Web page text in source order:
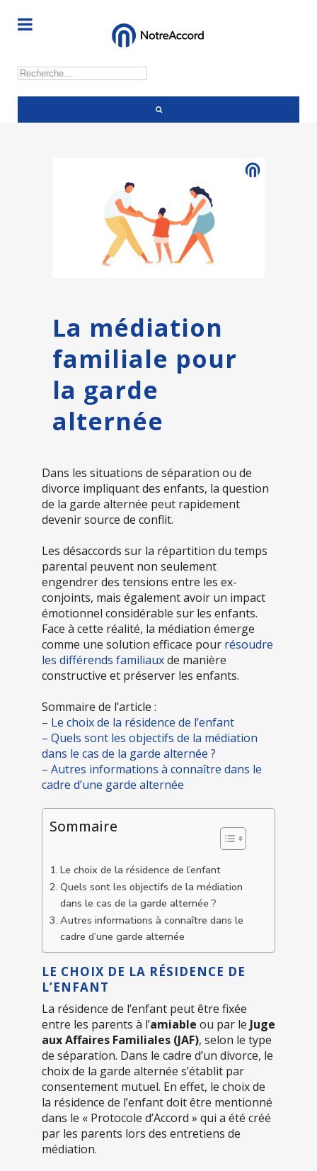
Rechercher
La médiation
familiale pour
la garde
alternée
Dans les situations de séparation ou de
divorce impliquant des enfants, la question
de la garde alternée peut rapidement
devenir source de conflit.
Les désaccords sur la répartition du temps
parental peuvent non seulement
engendrer des tensions entre les ex-
conjoints, mais également avoir un impact
émotionnel considérable sur les enfants.
Face à cette réalité, la médiation émerge
comme une solution efficace pour résoudre
les différends familiauxde manière
constructive et préserver les enfants.
Sommaire de l’article :
– Le choix de la résidence de l’enfant
– Quels sont les objectifs de la médiation
dans le cas de la garde alternée ?
– Autres informations à connaître dans le
cadre d’une garde alternée
Sommaire
Le choix de la résidence de l’enfant
Quels sont les objectifs de la médiation
dans le cas de la garde alternée ?
Autres informations à connaître dans le
cadre d’une garde alternée
LE CHOIX DE LA RÉSIDENCE DE
L’ENFANT
La résidence de l’enfant peut être fixée
entre les parents à l’amiable ou par le Juge
aux Affaires Familiales (JAF), selon le type
de séparation. Dans le cadre d’un divorce, le
choix de la garde alternée s’établit par
consentement mutuel. En effet, le choix de
la résidence de l’enfant doit être mentionné
dans le « Protocole d’Accord » qui a été créé
par les parents lors des entretiens de
médiation.